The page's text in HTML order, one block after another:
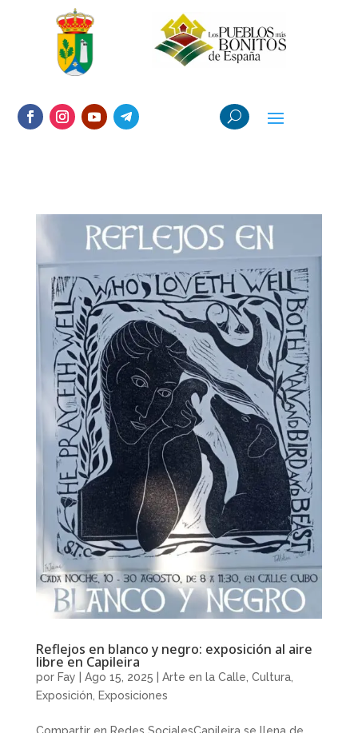
Reflejos en blanco y negro: exposición al aire
libre en Capileira
por Fay Ago 15, 2025 Arte en la Calle, Cultura,
Exposición, Exposiciones